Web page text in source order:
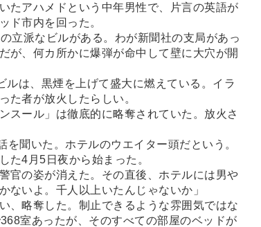
たアハメドという中年男性で、片言の英語が
ド市内を回った。
立派なビルがある。わが新聞社の支局があっ
が、何カ所かに爆弾が命中して壁に大穴が開
は、黒煙を上げて盛大に燃えている。イラ
た者が放火したらしい。
ール」は徹底的に略奪されていた。放火さ
聞いた。ホテルのウエイター頭だという。
た4月5日夜から始まった。
官の姿が消えた。その直後、ホテルには男や
いよ。千人以上いたんじゃないか」
略奪した。制止できるような雰囲気ではな
室あったが、そのすべての部屋のベッドが